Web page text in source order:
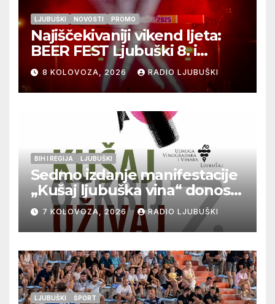
LJUBUŠKI NOVOSTI PROMO
Najiščekivaniji vikend ljeta:
BEER FEST Ljubuški 8. i
9.kolovoza
8 KOLOVOZA, 2026 RADIO LJUBUŠKI
BIH I REGIJA LJUBUŠKI
Sedmo izdanje manifestacije
„Kušaj ljubuška vina“ donosi
vrhunska vina, gastronomiju i
glazbu
7 KOLOVOZA, 2026 RADIO LJUBUŠKI
LJUBUŠKI ŠPORT